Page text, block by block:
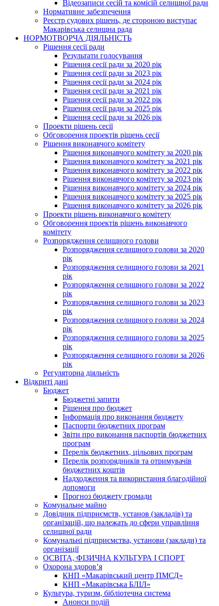
Відеозаписи сесій та комісій селищної ради
Нормативне забезпечення
Реєстр судових рішень, де стороною виступає
Макарівська селищна рада
НОРМОТВОРЧА ДІЯЛЬНІСТЬ
Рішення сесії ради
Результати голосування
Рішення сесії ради за 2020 рік
Рішення сесії ради за 2023 рік
Рішення сесії ради за 2024 рік
Рішення сесії ради за 2021 рік
Рішення сесії ради за 2022 рік
Рішення сесії ради за 2025 рік
Рішення сесії ради за 2026 рік
Проекти рішень сесії
Обговорення проектів рішень сесії
Рішення виконавчого комітету
Рішення виконавчого комітету за 2020 рік
Рішення виконавчого комітету за 2021 рік
Рішення виконавчого комітету за 2022 рік
Рішення виконавчого комітету за 2023 рік
Рішення виконавчого комітету за 2024 рік
Рішення виконавчого комітету за 2025 рік
Рішення виконавчого комітету за 2026 рік
Проекти рішень виконавчого комітету
Обговорення проектів рішень виконавчого
комітету
Розпорядження селищного голови
Розпорядження селищного голови за 2020
рік
Розпорядження селищного голови за 2021
рік
Розпорядження селищного голови за 2022
рік
Розпорядження селищного голови за 2023
рік
Розпорядження селищного голови за 2024
рік
Розпорядження селищного голови за 2025
рік
Розпорядження селищного голови за 2026
рік
Регуляторна діяльність
Відкриті дані
Бюджет
Бюджетні запити
Рішення про бюджет
Інформація про виконання бюджету
Паспорти бюджетних програм
Звіти про виконання паспортів бюджетних
програм
Перелік бюджетних, цільових програм
Перелік розпорядників та отримувачів
бюджетних коштів
Надходження та використання благодійної
допомоги
Прогноз бюджету громади
Комунальне майно
Довідник підприємств, установ (закладів) та
організацій, що належать до сфери управління
селищної ради
Комунальні підприємства, установи (заклади) та
організації
ОСВІТА, ФІЗИЧНА КУЛЬТУРА І СПОРТ
Охорона здоров’я
КНП «Макарівський центр ПМСД»
КНП «Макарівська БЛІЛ»
Культура, туризм, бібліотечна система
Анонси подій